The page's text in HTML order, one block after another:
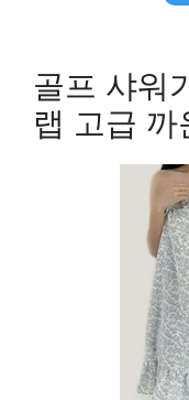
골프 샤워
랩 고급 까